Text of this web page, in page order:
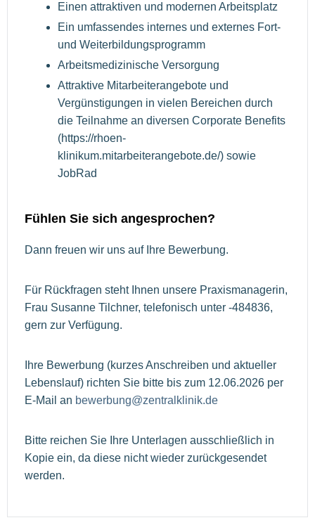
Einen attraktiven und modernen Arbeitsplatz
Ein umfassendes internes und externes Fort-
und Weiterbildungsprogramm
Arbeitsmedizinische Versorgung
Attraktive Mitarbeiterangebote und
Vergünstigungen in vielen Bereichen durch
die Teilnahme an diversen Corporate Benefits
(https://rhoen-
klinikum.mitarbeiterangebote.de/) sowie
JobRad
Fühlen Sie sich angesprochen?
Dann freuen wir uns auf Ihre Bewerbung.
Für Rückfragen steht Ihnen unsere Praxismanagerin,
Frau Susanne Tilchner, telefonisch unter -484836,
gern zur Verfügung.
Ihre Bewerbung (kurzes Anschreiben und aktueller
Lebenslauf) richten Sie bitte bis zum 12.06.2026 per
E-Mail an bewerbung@zentralklinik.de
Bitte reichen Sie Ihre Unterlagen ausschließlich in
Kopie ein, da diese nicht wieder zurückgesendet
werden.